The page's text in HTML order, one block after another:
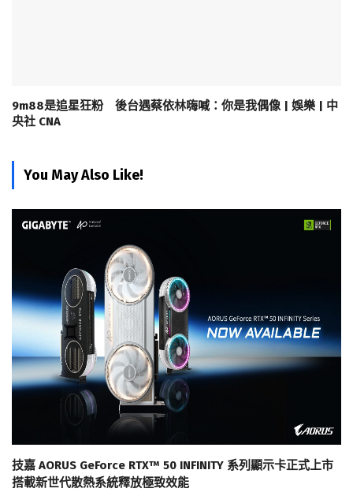
9m88是追星狂粉 後台遇蔡依林嗨喊：你是我偶像 | 娛樂 | 中
央社 CNA
You May Also Like!
技嘉 AORUS GeForce RTX™ 50 INFINITY 系列顯示卡正式上市
搭載新世代散熱系統釋放極致效能